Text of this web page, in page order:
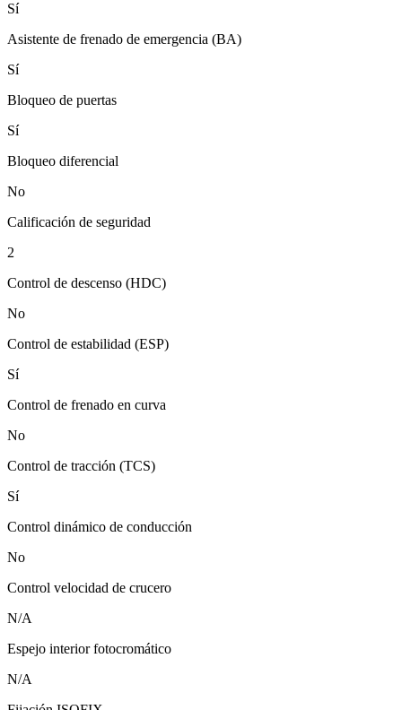
Sí
Asistente de frenado de emergencia (BA)
Sí
Bloqueo de puertas
Sí
Bloqueo diferencial
No
Calificación de seguridad
2
Control de descenso (HDC)
No
Control de estabilidad (ESP)
Sí
Control de frenado en curva
No
Control de tracción (TCS)
Sí
Control dinámico de conducción
No
Control velocidad de crucero
N/A
Espejo interior fotocromático
N/A